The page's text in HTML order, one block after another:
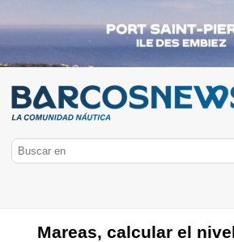
Mareas, calcular el